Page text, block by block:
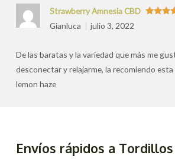
Strawberry Amnesia CBD
Gianluca
julio 3, 2022
De las baratas y la variedad que más me
desconectar y relajarme, la recomiendo
lemon haze
Envíos rápidos a Tordillos